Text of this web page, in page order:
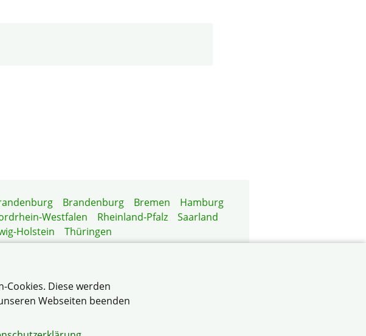
Brandenburg Bremen
Hamburg
Westfalen Rheinland-Pfalz
Saarland
Holstein
Thüringen
Baden-Württemberg e.V.
Cookies. Diese werden
Webseiten beenden